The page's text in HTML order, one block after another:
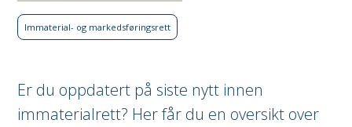
Immaterial- og markeds­føringsrett
Er du oppdatert på siste nytt innen
immaterialrett? Her får du en oversikt over